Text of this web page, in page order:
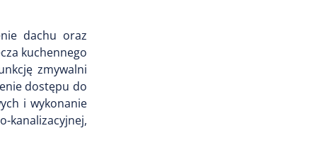
dachu oraz
kuchennego
zmywalni
dostępu do
i wykonanie
kanalizacyjnej,